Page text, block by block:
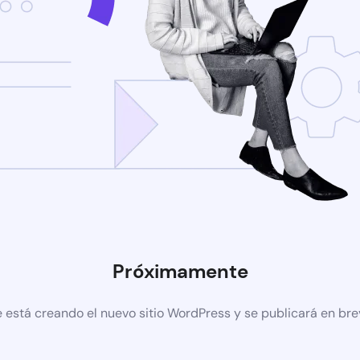
Próximamente
está creando el nuevo sitio WordPress y se publicará en